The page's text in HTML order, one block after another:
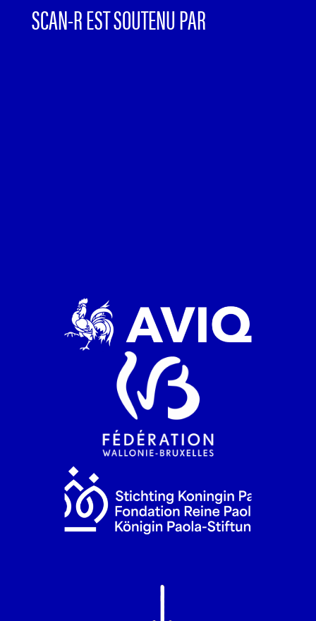
SCAN-R EST SOUTENU PAR